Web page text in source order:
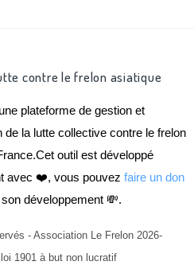
contre le frelon asiatique
plateforme de gestion et
de la lutte collective contre le frelon
outil est développé
avec ❤️, vous pouvez faire un don
développement 💸.
- Association Le Frelon 2026-
1901 à but non lucratif